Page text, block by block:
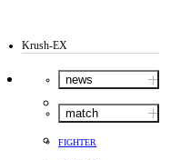
Krush-EX
news
match
FIGHTER